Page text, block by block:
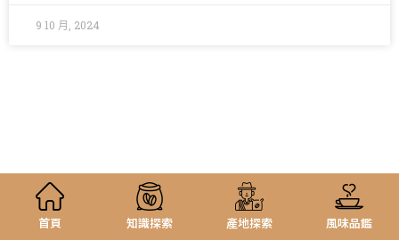
9 10 月, 2024
首頁 知識探索 產地探索 風味品鑑